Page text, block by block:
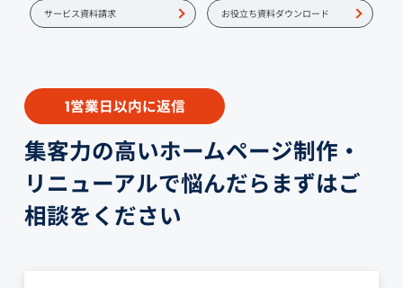
サービス資料請求 お役立ち資料ダウンロード
1営業日以内に返信
集客力の高いホームページ制作・
リニューアルで悩んだらまずはご
相談をください